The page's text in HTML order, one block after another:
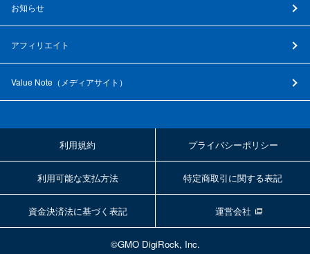
お知らせ
アフィリエイト
Value Note（ メディアサイト ）
利用規約 プライバシーポリシー
利用可能な支払方法 特定商取引に関する表記
資金決済法に基づく表記 運営会社
©GMO DigiRock, Inc.